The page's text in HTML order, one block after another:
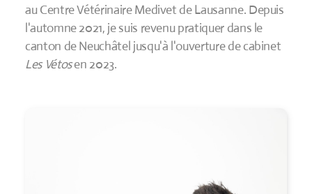
au Centre Vétérinaire Medivet de Lausanne. Depuis
l'automne 2021, je suis revenu pratiquer dans le
canton de Neuchâtel jusqu'à l'ouverture de cabinet
Les Vétosen 2023.